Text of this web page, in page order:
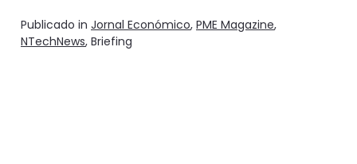
Publicado in Jornal Económico, PME Magazine,
NTechNews, Briefing